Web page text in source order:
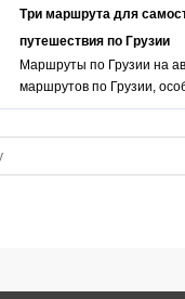
Три маршрута для
путешествия по Грузии
Маршруты по Грузии на
маршрутов по Грузии,